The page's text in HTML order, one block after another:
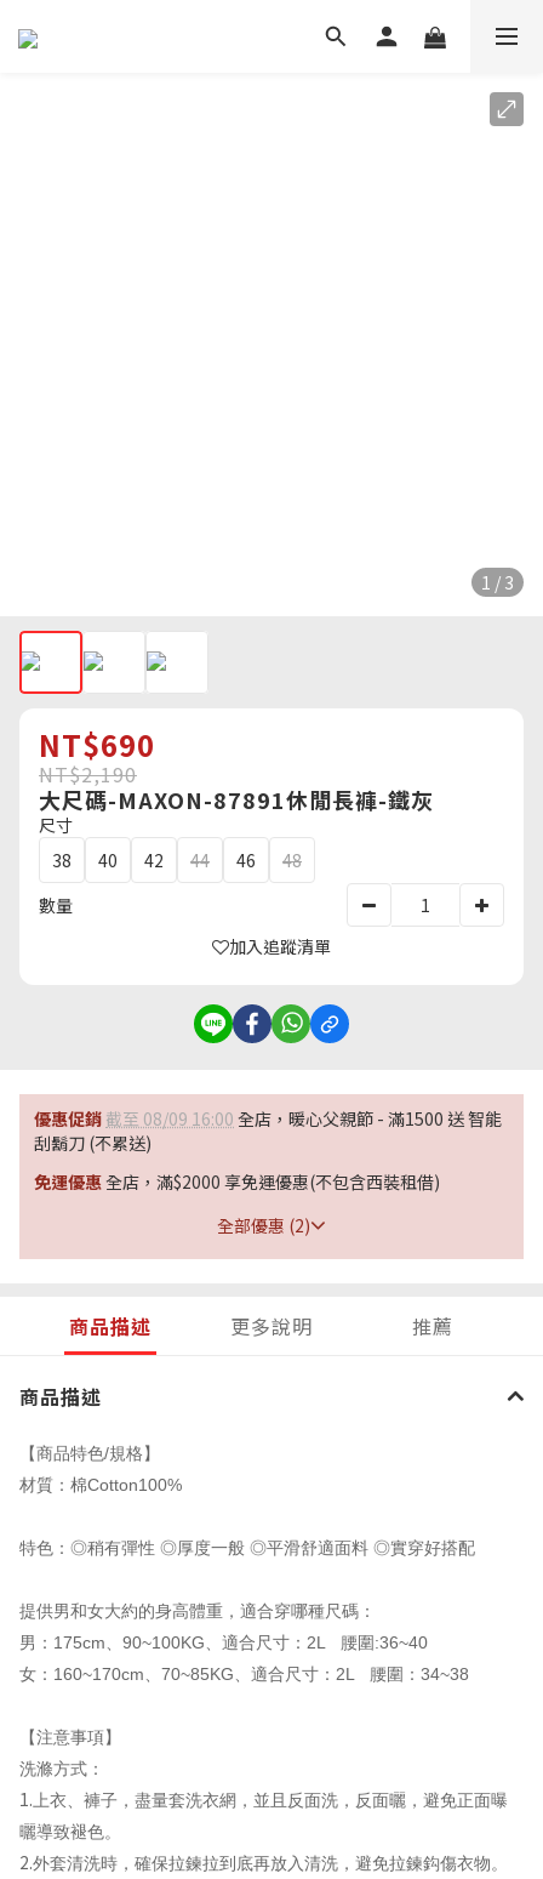
1 / 3
NT$690
NT$2,190
大尺碼-MAXON-87891休閒長褲-鐵灰
尺寸
38
40 42 44 46
48
數量
加入追蹤清單
優惠促銷 截至 08/09 16:00 全店，暖心父親節 - 滿1500 送 智能
刮鬍刀 (不累送)
免運優惠全店，滿$2000 享免運優惠(不包含西裝租借)
全部優惠 (2)
商品描述 更多說明 推薦
商品描述
【商品特色/規格】
材質：棉Cotton100%
特色： ◎稍有彈性 ◎厚度一般 ◎平滑舒適面料 ◎實穿好搭配
提供男和女大約的身高體重，適合穿哪種尺碼：
男： 175cm 90~100KG 、適合尺寸： 2L 腰圍 :36~40
女： 160~170cm 70~85KG 、適合尺寸： 2L 腰圍： 34~38
【注意事項】
洗滌方式：
1. 上衣、褲子，盡量套洗衣網，並且反面洗，反面曬，避免正面曝
曬導致褪色。
2.外套清洗時，確保拉鍊拉到底再放入清洗，避免拉鍊鈎傷衣物。